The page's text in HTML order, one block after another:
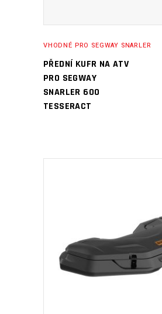
VHODNÉ PRO SEGWAY SNARLER
PŘEDNÍ KUFR NA ATV
PRO SEGWAY
SNARLER 600
TESSERACT
PŘIDAT DO KOŠÍKU